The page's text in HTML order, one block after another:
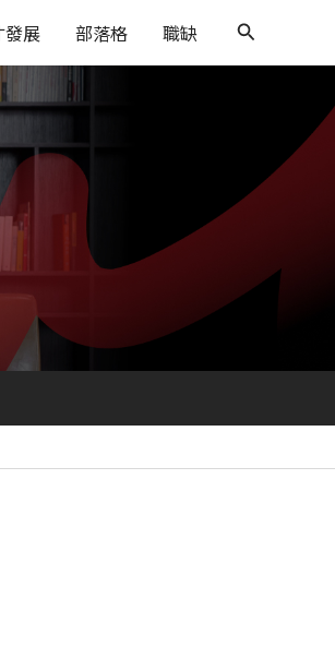
發展 部落格 職缺
搜
尋